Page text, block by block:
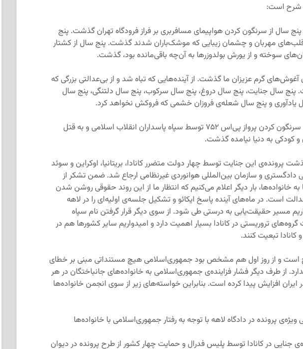
شرح است:
سال از سرنگون کردن هواپیمای مسافربری بر فراز فرودگاه تهران گذشت. پنج
مهربان و چشمان زیبایی که موشک‌باران شدند گذشت. پنج سال از کشتار
سوخته و از یورش بولدوزرها به آن‌چه باقی‌مانده بود، گذشت.
آغوش‌های گرم عزیزان ما گذشت. از آینده‌هایی که تباه شد و از بی‌عدالتی بزرگی که
سال جنایت، پنج سال دروغ، پنج سال سرکوب، پنج سال دلتنگی، پنج سال
یادآوری و پنج سال شعله‌ی فروزان خشمی که فروکش نخواهد کرد.
پنج سال از جنایت سرنگون کردن پرواز پی‌اس ۷۵۲ توسط سپاه پاسداران انقلاب اسلامی و به قتل
پرونده‌ی این جنایت توسط چهار دولت متضرر کانادا، بریتانیا، اوکراین و سوئد
دادگستری و سازمان بین‌المللی هوانوردی غیرنظامی ارجاع شد. ضمن تشکر از
خانواده‌ها، بار دیگر اعلام می‌کنیم که انتظار ما از این روند حقوقی روشن شدن
است. در ماه‌های آینده پاسخ ایکائو و تشکیل جلسه‌ی اولیه‌ای را در لاهه
مسیر حقیقت‌یابی به درستی طی شود. از سوی دیگر قرار گرفتن نام سپاه
تروریستی در کانادا بسیار اهمیت دارد و امیدواریم سایر کشورها هم در
کانادا تبعیت کنند.
است و از روز اول هم مشخص بود جمهوری‌اسلامی هیچ مستنداتی مبنی بر خطای
از طرف دیگر فشار فزاینده‌ی جمهوری‌اسلامی به خانواده‌های جانباختگان در هر
ایران افزایش پیدا کرده است. بنابراین خواسته‌های زیر از سوی انجمن خانواده‌ها
جنایی در کانادا توسط پلیس فدرال و حمایت چهار کشور از طرح پرونده در دیوان